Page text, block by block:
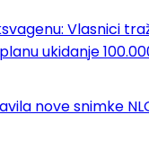
Vlasnici
ukidanje
nove snimke